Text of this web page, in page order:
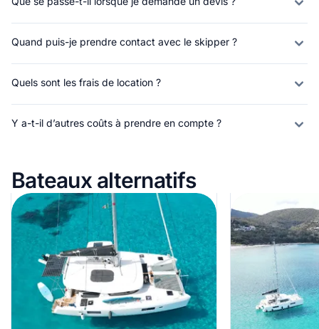
Quand puis-je prendre contact avec le skipper ?
Quels sont les frais de location ?
Y a-t-il d’autres coûts à prendre en compte ?
Bateaux alternatifs